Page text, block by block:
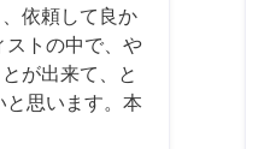
依頼して良か
ストの中で、や
が出来て、と
と思います。本